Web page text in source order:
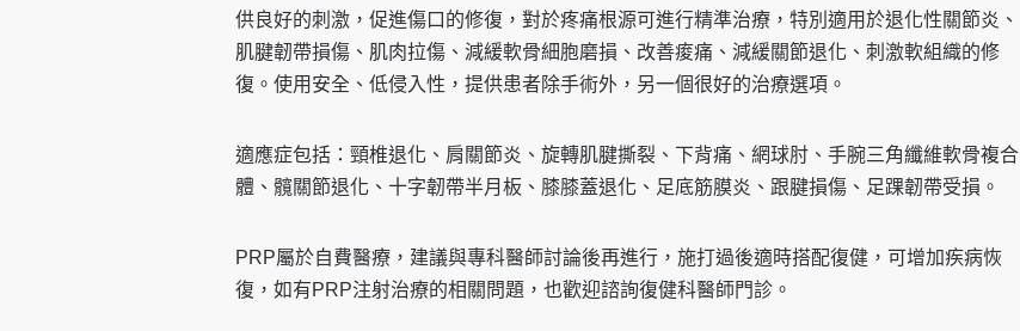
供良好的刺激，促進傷口的修復，對於疼痛根源可進行精準治療，特別適用於退化性關節炎、
肌腱韌帶損傷、肌肉拉傷、減緩軟骨細胞磨損、改善痠痛、減緩關節退化、刺激軟組織的修
復。使用安全、低侵入性，提供患者除手術外，另一個很好的治療選項。
適應症包括：頸椎退化、肩關節炎、旋轉肌腱撕裂、下背痛、網球肘、手腕三角纖維軟骨複合
體、髖關節退化、十字韌帶半月板、膝膝蓋退化、足底筋膜炎、跟腱損傷、足踝韌帶受損。
PRP屬於自費醫療，建議與專科醫師討論後再進行，施打過後適時搭配復健，可增加疾病恢
復，如有PRP注射治療的相關問題，也歡迎諮詢復健科醫師門診。